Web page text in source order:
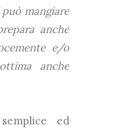
mangiare
anche
e/o
anche
ed